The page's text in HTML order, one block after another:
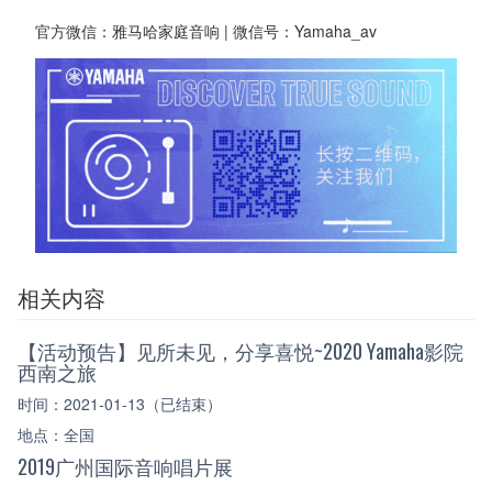
官方微信：雅马哈家庭音响 | 微信号：Yamaha_av
相关内容
【活动预告】见所未见，分享喜悦~2020 Yamaha影院
西南之旅
时间：2021-01-13（已结束）
地点：全国
2019广州国际音响唱片展